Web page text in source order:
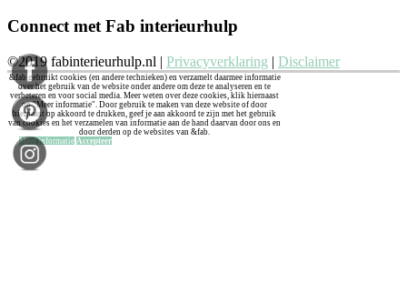
Connect met Fab interieurhulp
©2019 fabinterieurhulp.nl | Privacyverklaring | Disclaimer
&fab gebruikt cookies (en andere technieken) en verzamelt daarmee informatie
over het gebruik van de website onder andere om deze te analyseren en te
verbeteren en voor social media. Meer weten over deze cookies, klik hiernaast
op "Meer informatie". Door gebruik te maken van deze website of door
hiernaast op akkoord te drukken, geef je aan akkoord te zijn met het gebruik
van cookies en het verzamelen van informatie aan de hand daarvan door ons en
door derden op de websites van &fab.
Meer informatie Accepteer